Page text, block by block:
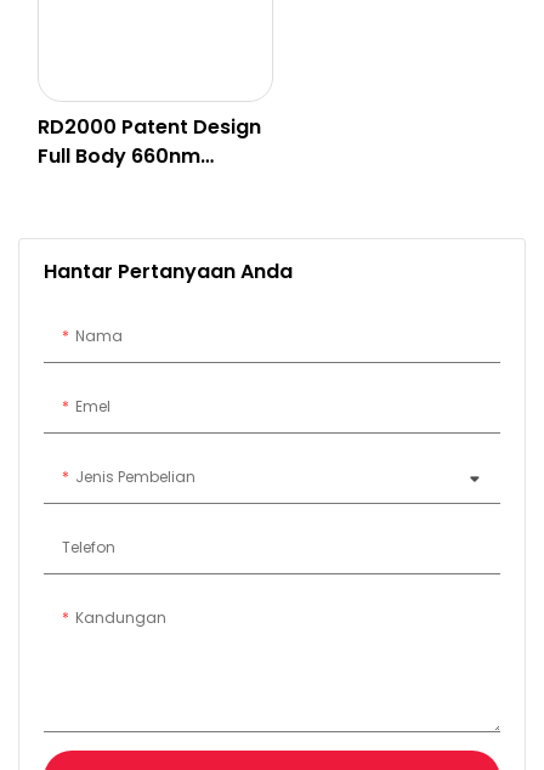
Hantar Pertanyaan Anda
Nama
Emel
Jenis Pembelian
Telefon
Kandungan
RD2000 Patent Design
Full Body 660nm